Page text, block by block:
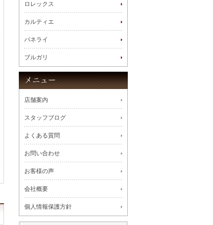
ロレックス
カルティエ
パネライ
ブルガリ
店舗案内
スタッフブログ
よくある質問
お問い合わせ
お客様の声
会社概要
個人情報保護方針